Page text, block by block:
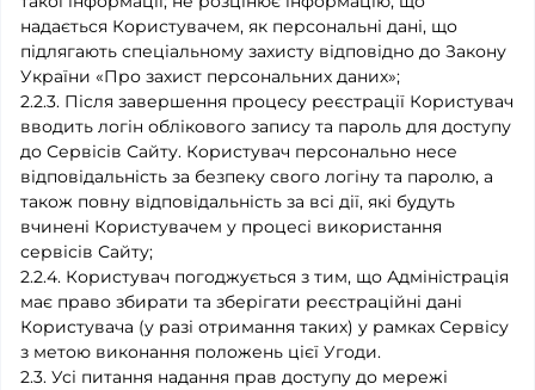
надається Користувачем, як персональні дані, що
підлягають спеціальному захисту відповідно до Закону
України «Про захист персональних даних»;
2.2.3. Після завершення процесу реєстрації Користувач
вводить логін облікового запису та пароль для доступу
до Сервісів Сайту. Користувач персонально несе
відповідальність за безпеку свого логіну та паролю, а
також повну відповідальність за всі дії, які будуть
вчинені Користувачем у процесі використання
сервісів Сайту;
2.2.4. Користувач погоджується з тим, що Адміністрація
має право збирати та зберігати реєстраційні дані
Користувача (у разі отримання таких) у рамках Сервісу
з метою виконання положень цієї Угоди.
2.3. Усі питання надання прав доступу до мережі